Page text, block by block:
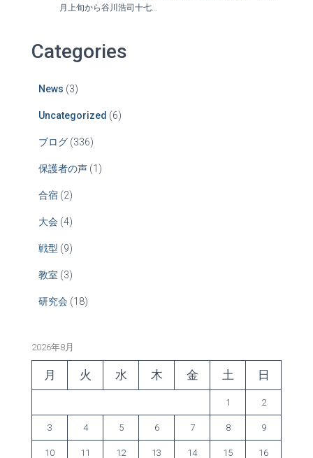
月上旬から谷川浩司十七…
Categories
News (3)
Uncategorized (6)
ブログ (336)
保護者の声 (1)
合宿 (2)
大会 (4)
戦型 (9)
教室 (3)
研究会 (18)
2026年8月
月 火 水 木 金 土 日
1 2
3 4 5 6 7 8 9
10 11 12 13 14 15 16